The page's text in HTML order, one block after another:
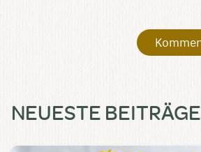
NEUESTE BEITRÄGE